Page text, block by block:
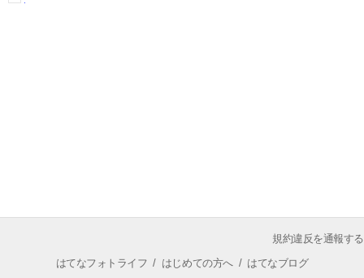
規約違反を通報する
はてなフォトライフ / はじめての方へ/ はてなブログ